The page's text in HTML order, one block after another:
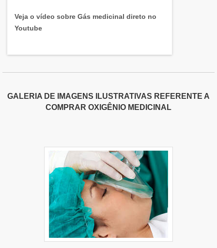
Veja o vídeo sobre Gás medicinal direto no
Youtube
GALERIA DE IMAGENS ILUSTRATIVAS REFERENTE A
COMPRAR OXIGÊNIO MEDICINAL